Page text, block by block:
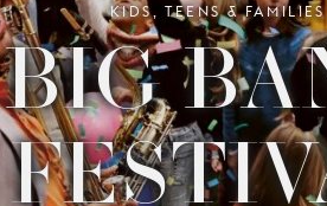
KIDS, TEENS & FAMILIES
BIG